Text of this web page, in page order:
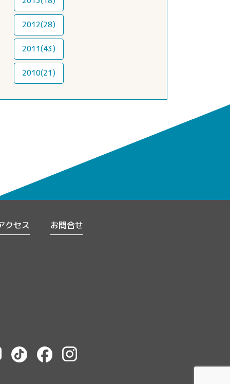
2012(28)
2011(43)
2010(21)
クセス お問合せ